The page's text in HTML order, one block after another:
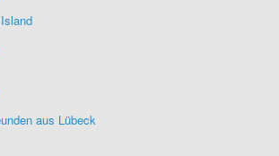
aus Lübeck